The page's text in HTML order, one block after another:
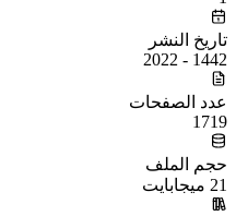
تاريخ النشر
1442 - 2022
عدد الصفحات
1719
حجم الملف
21 ميجابايت